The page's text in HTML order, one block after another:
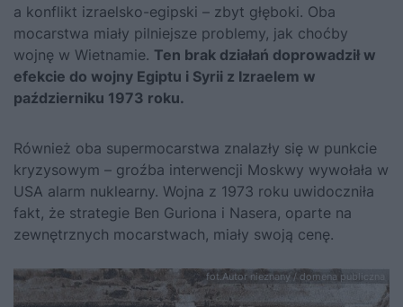
a konflikt izraelsko-egipski – zbyt głęboki. Oba
mocarstwa miały pilniejsze problemy, jak choćby
wojnę w Wietnamie. Ten brak działań doprowadził w
efekcie do wojny Egiptu i Syrii z Izraelem w
październiku 1973 roku.
Również oba supermocarstwa znalazły się w punkcie
kryzysowym – groźba interwencji Moskwy wywołała w
USA alarm nuklearny. Wojna z 1973 roku uwidoczniła
fakt, że strategie Ben Guriona i Nasera, oparte na
zewnętrznych mocarstwach, miały swoją cenę.
fot.Autor nieznany / domena publiczna